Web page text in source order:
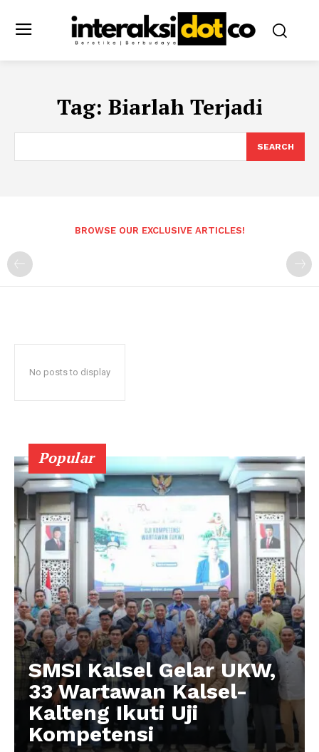
Tag: Biarlah Terjadi
SEARCH
BROWSE OUR EXCLUSIVE ARTICLES!
No posts to display
Popular
SMSI Kalsel Gelar UKW,
33 Wartawan Kalsel-
Kalteng Ikuti Uji
Kompetensi